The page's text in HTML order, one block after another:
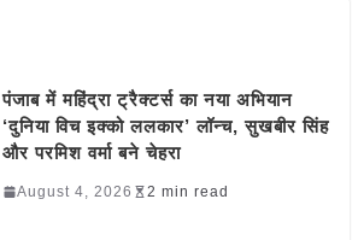
पंजाब में महिंद्रा ट्रैक्टर्स का नया अभियान
‘दुनिया विच इक्को ललकार’ लॉन्च, सुखबीर सिंह
और परमिश वर्मा बने चेहरा
August 4, 2026 2 min read